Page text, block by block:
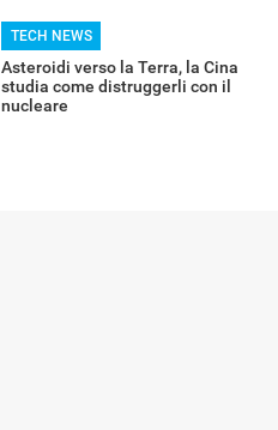
TECH NEWS
Asteroidi verso la Terra, la Cina
studia come distruggerli con il
nucleare